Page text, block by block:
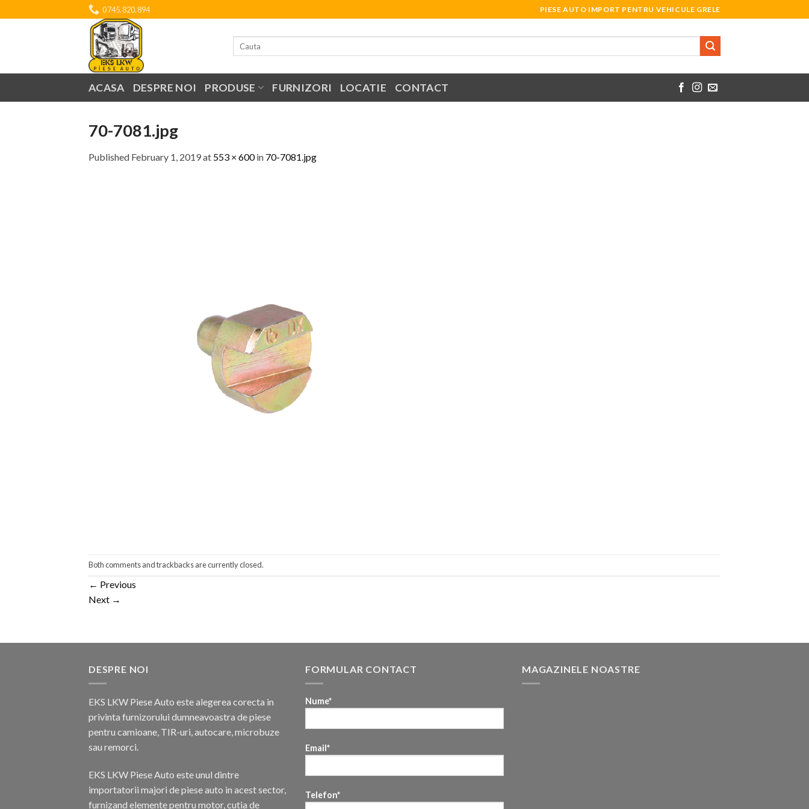
to
0745.820.894 PIESE AUTO IMPORT PENTRU VEHICULE GRELE
ACASA DESPRE NOI PRODUSE FURNIZORI LOCATIE CONTACT
70-7081.jpg
Published February 1, 2019at 553 × 600in 70-7081.jpg
Both comments and trackbacks are currently closed.
← Previous
Next →
DESPRE NOI
EKS LKW Piese Auto este alegerea corecta in
privinta furnizorului dumneavoastra de piese
pentru camioane, TIR-uri, autocare, microbuze
sau remorci.
EKS LKW Piese Auto este unul dintre
importatorii majori de piese auto in acest sector,
furnizand elemente pentru motor, cutia de
FORMULAR CONTACT
Nume*
Email*
Telefon*
MAGAZINELE NOASTRE